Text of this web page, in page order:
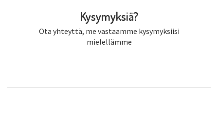
Kysymyksiä?
Ota yhteyttä, me vastaamme kysymyksiisi
mielellämme